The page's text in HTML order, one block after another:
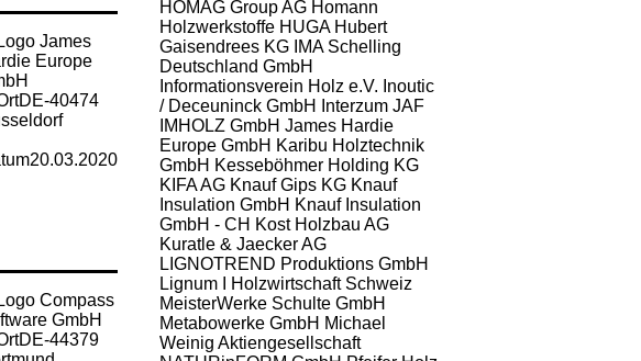
DE-40474
20.03.2020
DE-44379
HOMAG Group AG Homann
Holzwerkstoffe HUGA Hubert
Gaisendrees KG
IMA Schelling
Deutschland GmbH
Informationsverein Holz e.V. Inoutic
/ Deceuninck GmbH
Interzum JAF
IMHOLZ GmbH James Hardie
Europe GmbH Karibu Holztechnik
GmbH Kesseböhmer Holding KG
KIFA AG Knauf Gips KG Knauf
Insulation GmbH Knauf Insulation
GmbH - CH Kost Holzbau AG
Kuratle & Jaecker AG
LIGNOTREND Produktions GmbH
Lignum I Holzwirtschaft Schweiz
MeisterWerke Schulte GmbH
Metabowerke GmbH Michael
Weinig Aktiengesellschaft